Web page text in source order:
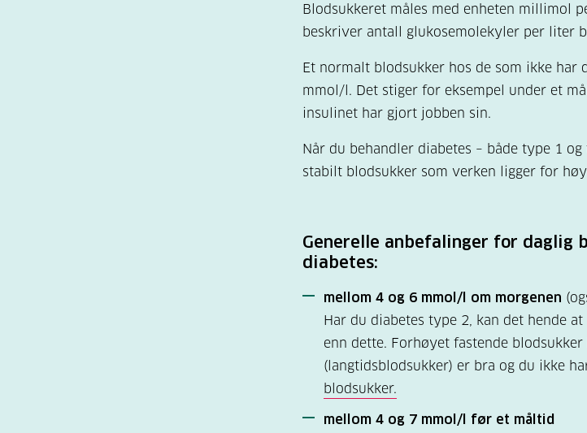
Blodsukkeret måles med enheten millimol
beskriver antall glukosemolekyler per liter
Et normalt blodsukker hos de som ikke har
mmol/l. Det stiger for eksempel under et
insulinet har gjort jobben sin.
Når du behandler diabetes – både type 1
stabilt blodsukker som verken ligger for
Generelle anbefalinger for daglig
diabetes:
mellom 4 og 6 mmol/l om morgenen
Har du diabetes type 2, kan det hende
enn dette. Forhøyet fastende
(langtidsblodsukker) er bra og du ikke
blodsukker.
mellom 4 og 7 mmol/l før et måltid